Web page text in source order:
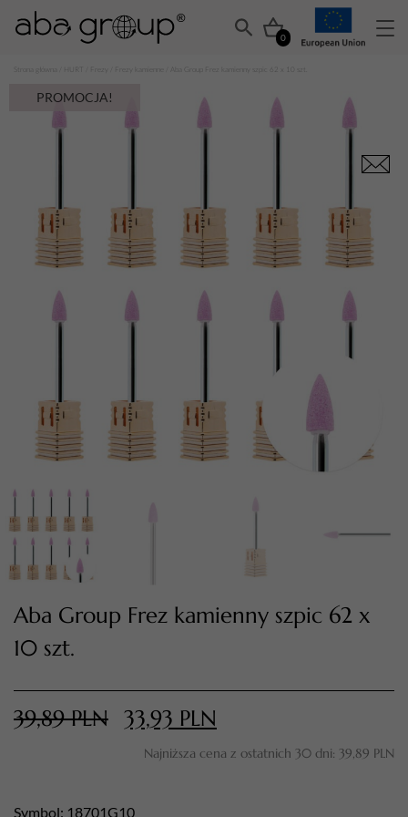
0
PRZEJDŹ DO KOSZYKA
PROMOCJA!
Aba Group Frez kamienny szpic 62 x
10 szt.
39,89PLN 33,93 PLN
Najniższa cena z ostatnich 30 dni: 39,89 PLN
Symbol: 18701G10